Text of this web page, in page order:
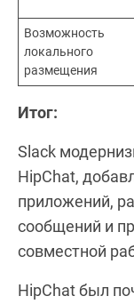
Возможность
локального
размещения
Итог:
Slack
HipChat,
приложений,
сообщений и
совместной
HipChat был